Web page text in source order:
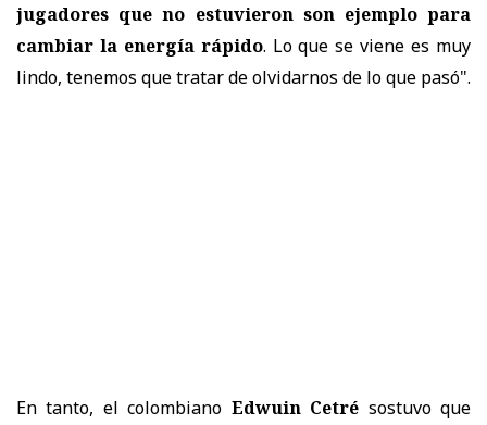
jugadores que no estuvieron son ejemplo para
cambiar la energía rápido. Lo que se viene es muy
lindo, tenemos que tratar de olvidarnos de lo que pasó".
En tanto, el colombiano Edwuin Cetré sostuvo que